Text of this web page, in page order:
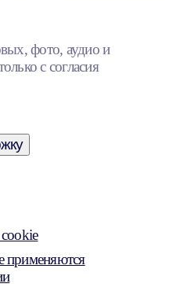
фото, аудио и
с согласия
применяются